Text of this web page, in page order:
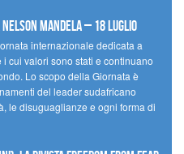
Mandela – 18 luglio
internazionale dedicata a
cui valori sono stati e continuano
Lo scopo della Giornata è
del leader sudafricano
le disuguaglianze e ogni forma di